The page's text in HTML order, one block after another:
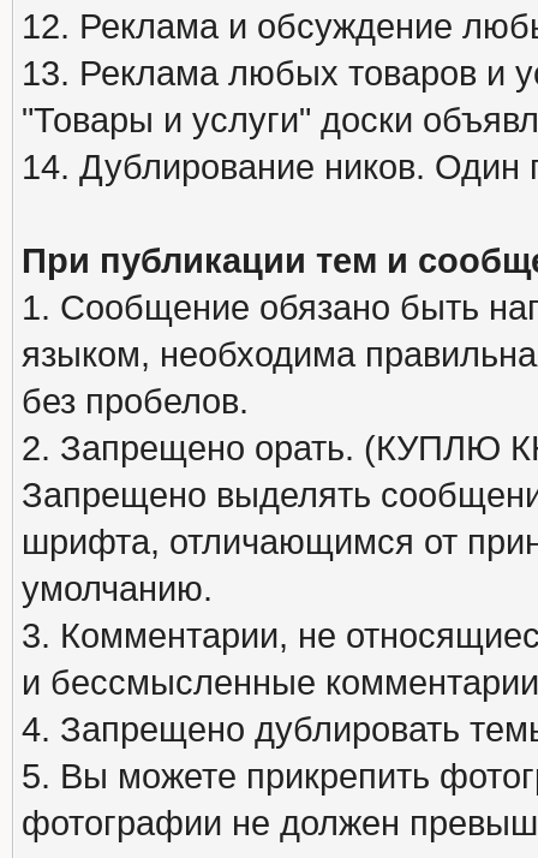
12. Реклама и обсуждение
13. Реклама любых товаров и
"Товары и услуги" доски
14. Дублирование ников. Один
При публикации тем и
1. Сообщение обязано быть
языком, необходима
без пробелов.
2. Запрещено орать. (КУПЛЮ
Запрещено выделять
шрифта, отличающимся от
умолчанию.
3. Комментарии, не
и бессмысленные
4. Запрещено дублировать
5. Вы можете прикрепить
фотографии не должен